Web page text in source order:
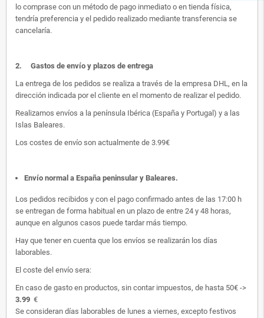
lo comprase con un método de pago inmediato o en tienda física,
tendría preferencia y el pedido realizado mediante transferencia se
cancelaría.
2. Gastos de envío y plazos de entrega
La entrega de los pedidos se realiza a través de la empresa DHL, en la
dirección indicada por el cliente en el momento de realizar el pedido.
Realizamos envíos a la península Ibérica (España y Portugal) y a las
Islas Baleares.
Los costes de envío son actualmente de 3.99€
Envío normal a España peninsular y Baleares.
Los pedidos recibidos y con el pago confirmado antes de las 17:00 h
se entregan de forma habitual en un plazo de entre 24 y 48 horas,
aunque en algunos casos puede tardar más tiempo.
Hay que tener en cuenta que los envíos se realizarán los días
laborables.
El coste del envío sera:
En caso de gasto en productos, sin contar impuestos, de hasta 50€ ->
3.99 €
Se consideran días laborables de lunes a viernes, excepto festivos